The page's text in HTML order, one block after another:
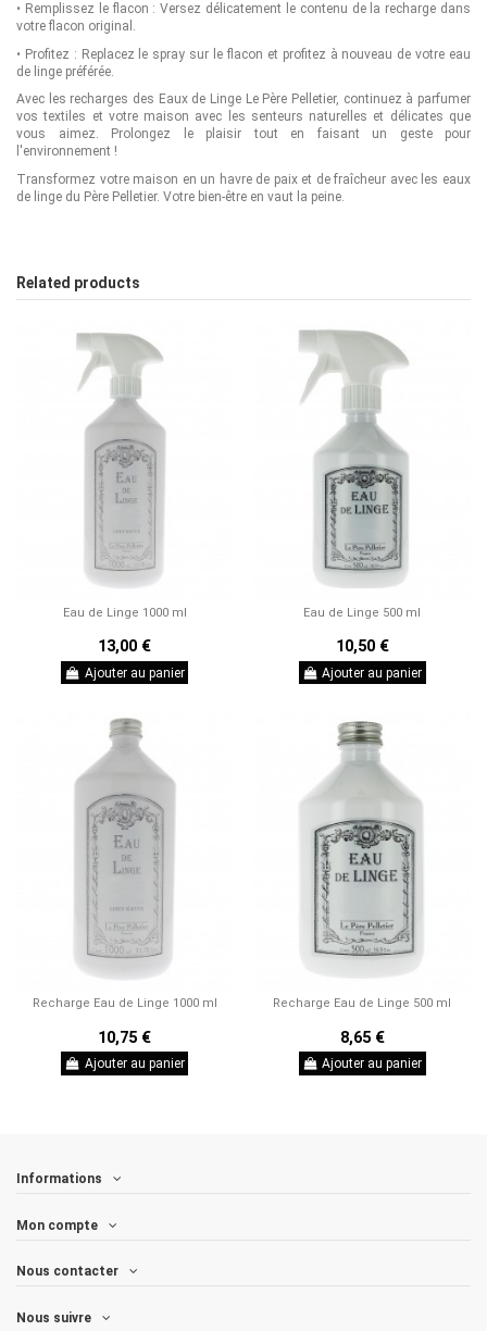
• Remplissez le flacon : Versez délicatement le contenu de la recharge dans
votre flacon original.
• Profitez : Replacez le spray sur le flacon et profitez à nouveau de votre eau
de linge préférée.
Avec les recharges des Eaux de Linge Le Père Pelletier, continuez à parfumer
vos textiles et votre maison avec les senteurs naturelles et délicates que
vous aimez. Prolongez le plaisir tout en faisant un geste pour
l'environnement !
Transformez votre maison en un havre de paix et de fraîcheur avec les eaux
de linge du Père Pelletier. Votre bien-être en vaut la peine.
Related products
Eau de Linge 1000 ml
13,00 €
Ajouter au panier
Eau de Linge 500 ml
10,50 €
Ajouter au panier
Recharge Eau de Linge 1000 ml
10,75 €
Ajouter au panier
Recharge Eau de Linge 500 ml
8,65 €
Ajouter au panier
Informations
Mon compte
Nous contacter
Nous suivre